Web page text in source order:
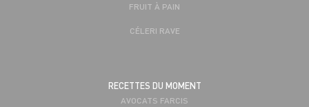
FRUIT À PAIN
CÉLERI RAVE
RECETTES DU MOMENT
AVOCATS FARCIS